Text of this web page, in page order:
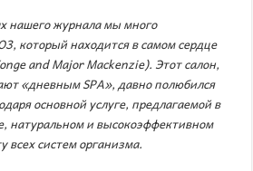
нашего журнала мы много
который находится в самом сердце
andMajorMackenzie). Этот салон,
«дневнымSPA», давно полюбился
основной услуге, предлагаемой в
натуральном и высокоэффективном
всех систем организма.